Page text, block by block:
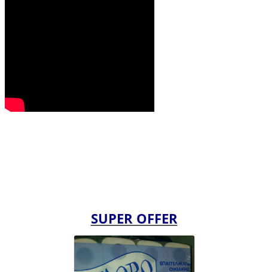
SUPER OFFER